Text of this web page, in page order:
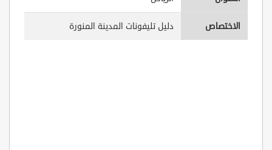
الاختصاص دليل تليفونات المدينة المنورة